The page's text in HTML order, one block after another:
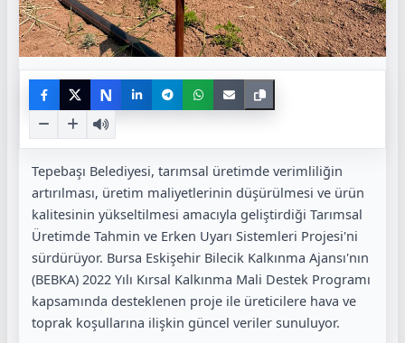
N
Tepebaşı Belediyesi, tarımsal üretimde verimliliğin
artırılması, üretim maliyetlerinin düşürülmesi ve ürün
kalitesinin yükseltilmesi amacıyla geliştirdiği Tarımsal
Üretimde Tahmin ve Erken Uyarı Sistemleri Projesi'ni
sürdürüyor. Bursa Eskişehir Bilecik Kalkınma Ajansı'nın
(BEBKA) 2022 Yılı Kırsal Kalkınma Mali Destek Programı
kapsamında desteklenen proje ile üreticilere hava ve
toprak koşullarına ilişkin güncel veriler sunuluyor.